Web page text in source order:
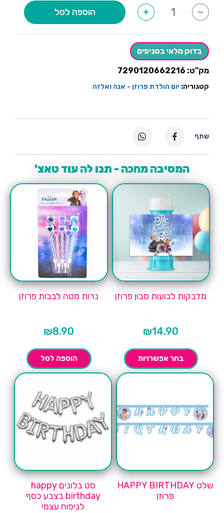
-
של
+ הוספה לסל
בדוק מלאי בסניפים
מק"ט: 7290120662216
קטגוריה: יום הולדת פרוזן - אנה ואלזה
המסיבה מחכה - תנו לה עוד טאצ'
מדבקות לבועות סבון פרוזן
₪14.90
בחר אפשרויות
נרות מטה לבבות פרוזן
₪8.90
הוספה לסל
שלט HAPPY BIRTHDAY
פרוזן
סט בלונים happy
birthday בצבע כסף
לניפוח עצמי
שתף